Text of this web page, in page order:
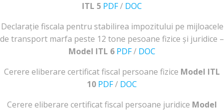
ITL 5 PDF/ DOC
Declarație fiscala pentru stabilirea impozitului pe mijloacele
de transport marfa peste 12 tone pesoane fizice și juridice –
Model ITL 6 PDF/ DOC
Cerere eliberare certificat fiscal persoane fizice Model ITL
10 PDF/ DOC
Cerere eliberare certificat fiscal persoane juridice Model